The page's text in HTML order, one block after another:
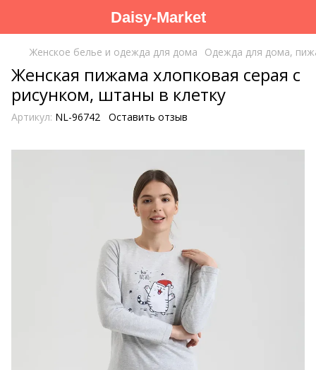
Daisy-Market
Женское белье и одежда для дома Одежда для дома,
Женская пижама хлопковая серая с
рисунком, штаны в клетку
Артикул: NL-96742 Оставить отзыв